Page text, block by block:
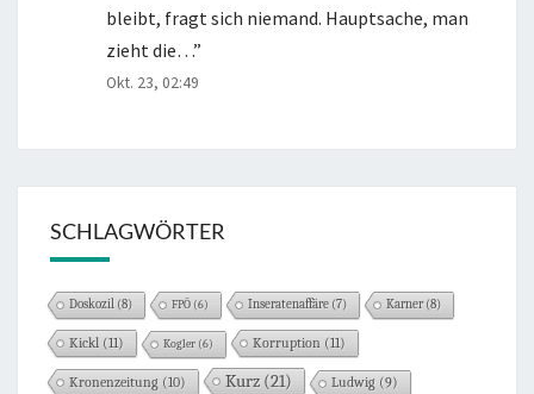
bleibt, fragt sich niemand. Hauptsache, man
zieht die…”
Okt. 23, 02:49
SCHLAGWÖRTER
Doskozil (8) FPÖ (6) Inseratenaffäre (7) Karner(8)
Kickl (11) Kogler (6) Korruption (11)
Kronenzeitung (10) Kurz (21) Ludwig (9)